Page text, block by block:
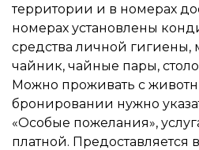
территории и в номерах
номерах установлены
средства личной гигиены,
чайник, чайные пары,
Можно проживать с
бронировании нужно
«Особые пожелания»,
платной. Предоставляется